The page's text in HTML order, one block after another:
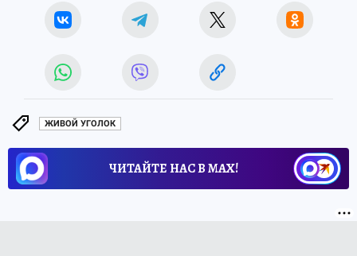
ЖИВОЙ УГОЛОК
ЧИТАЙТЕ НАС В МАХ!